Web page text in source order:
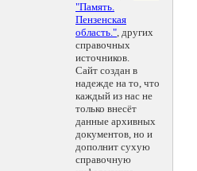
"Память.
Пензенская
область.", других
справочных
источников.
Сайт создан в
надежде на то, что
каждый из нас не
только внесёт
данные архивных
документов, но и
дополнит сухую
справочную